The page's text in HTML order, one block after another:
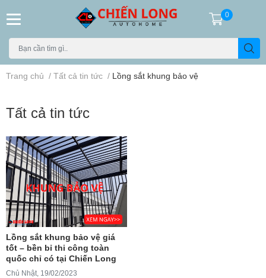
0
Trang chủ / Tất cả tin tức / Lồng sắt khung bảo vệ
Tất cả tin tức
Lồng sắt khung bảo vệ giá
tốt – bền bỉ thi công toàn
quốc chỉ có tại Chiến Long
Chủ Nhật, 19/02/2023